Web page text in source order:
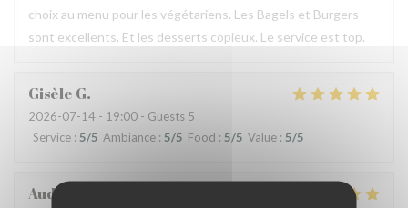
choix au menu pour les végétariens. Les Bagels et Burgers
sont excellents. Et les desserts copieux. Le service est top.
Gisèle G
2026-07-14 - 19:00 - Guests 5
Service : 5/5 Ambiance : 5/5 Food : 5/5 Value : 5/5
Audrey